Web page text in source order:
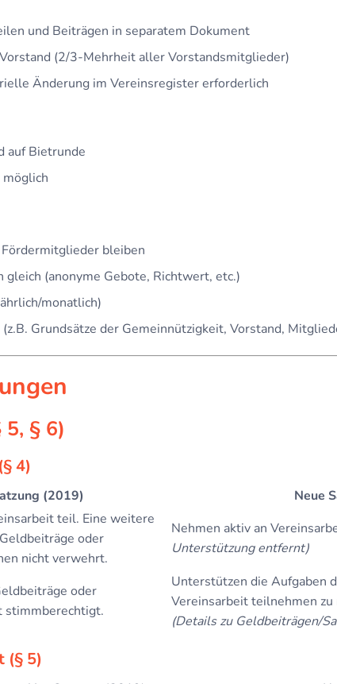
und Beiträgen in separatem Dokument
(2/3-Mehrheit aller Vorstandsmitglieder)
Änderung im Vereinsregister erforderlich
auf Bietrunde
bleiben
(anonyme Gebote, Richtwert, etc.)
monatlich)
Grundsätze der Gemeinnützigkeit, Vorstand,
§ 6)
4)
(2019)
Neue
teil. Eine weitere
oder
nicht verwehrt.
Nehmen aktiv an
Unterstützung entfernt)
oder
stimmberechtigt.
Unterstützen die Aufgaben
Vereinsarbeit teilnehmen
(Details zu Geldbeiträgen/
(§ 5)